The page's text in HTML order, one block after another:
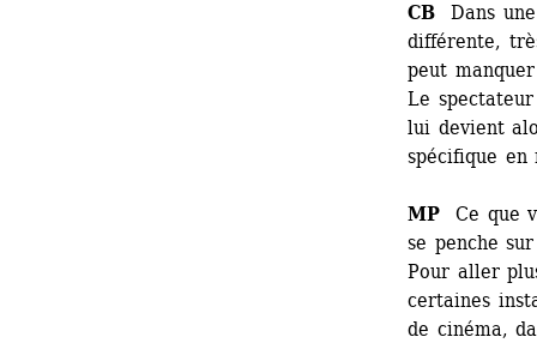
CB Dans
différente,
peut
Le
lui devient
spécifique
MP Ce que
se penche
Pour aller
certaines
de cinéma,